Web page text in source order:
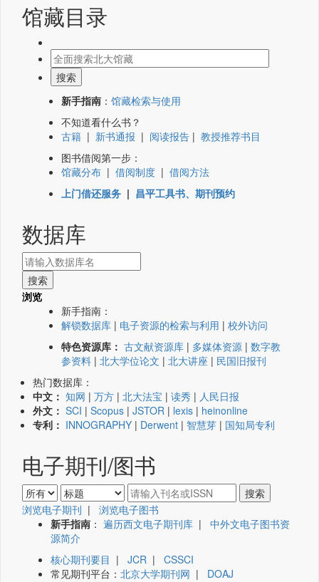
馆藏目录
新手指南 ： 馆藏检索与使用
不知道看什么书？
古籍 | 新书通报 | 阅读报告 | 教授推荐书目
图书借阅第一步：
馆藏分布 | 借阅制度 | 借阅方法
上门借还服务 | 昌平工具书、期刊预约
数据库
浏览
新手指南：
解锁数据库 | 电子资源的检索与利用 | 校外访问
特色资源库： 古文献资源库 | 多媒体资源 | 数字教
参资料 | 北大学位论文 | 北大讲座 | 民国旧报刊
热门数据库：
中文： 知网 | 万方 | 北大法宝 | 读秀 | 人民日报
外文： SCI | Scopus | JSTOR | lexis | heinonline
专利： INNOGRAPHY | Derwent | 智慧芽 | 国知局专利
电子期刊/图书
浏览电子期刊 | 浏览电子图书
新手指南 ： 遍历西文电子期刊库 | 中外文电子图书资
源简介
核心期刊要目 | JCR | CSSCI
常见期刊平台： 北京大学期刊网 | DOAJ